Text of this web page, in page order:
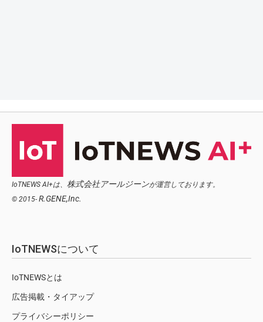
IoTNEWS AI+は、 株式会社アールジーンが運営しております。
© 2015- R.GENE,Inc.
IoTNEWSについて
IoTNEWSとは
広告掲載・タイアップ
プライバシーポリシー